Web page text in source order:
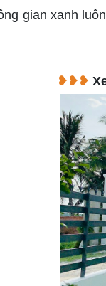
gian xanh
❥❥❥